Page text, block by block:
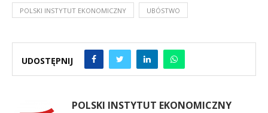
POLSKI INSTYTUT EKONOMICZNY UBÓSTWO
UDOSTĘPNIJ
POLSKI INSTYTUT EKONOMICZNY